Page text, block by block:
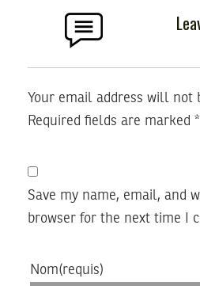
Your email address will not
Required fields are marked *
Save my name, email, and
browser for the next time I
Nom(requis)